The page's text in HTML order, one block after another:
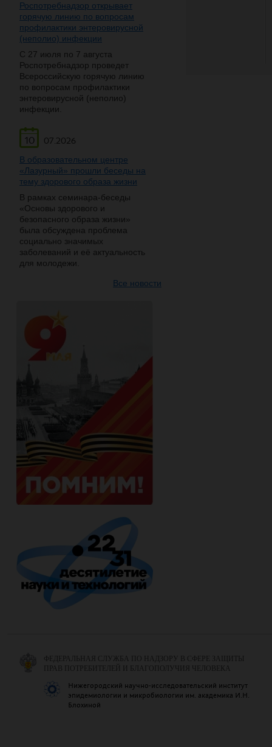
Роспотребнадзор открывает
горячую линию по вопросам
профилактики энтеровирусной
(неполио) инфекции
С 27 июля по 7 августа
Роспотребнадзор проведет
Всероссийскую горячую линию
по вопросам профилактики
энтеровирусной (неполио)
инфекции.
10
07.2026
В образовательном центре
«Лазурный» прошли беседы на
тему здорового образа жизни
В рамках семинара-беседы
«Основы здорового и
безопасного образа жизни»
была обсуждена проблема
социально значимых
заболеваний и её актуальность
для молодежи.
Все новости
ФЕДЕРАЛЬНАЯ СЛУЖБА ПО НАДЗОРУ В СФЕРЕ ЗАЩИТЫ
ПРАВ ПОТРЕБИТЕЛЕЙ И БЛАГОПОЛУЧИЯ ЧЕЛОВЕКА
Нижегородский научно-исследовательский институт
эпидемиологии и микробиологии им. академика И.Н.
Блохиной